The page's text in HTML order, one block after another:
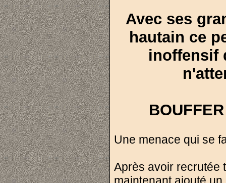
Avec ses
hautain ce
inoffensif
Une menace qui se
Après avoir recrutée